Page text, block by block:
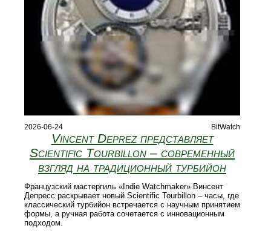
2026-06-24 BitWatch
Vincent Deprez представляет
Scientific Tourbillon – современный
взгляд на традиционный турбийон
Французский мастергиль «Indie Watchmaker» Винсент
Депресс раскрывает новый Scientific Tourbillon – часы, где
классический турбийон встречается с научным принятием
формы, а ручная работа сочетается с инновационным
подходом.